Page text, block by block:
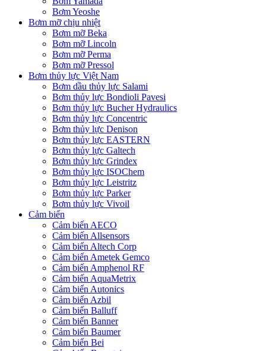
Bơm Yeoshe
Bơm mỡ chịu nhiệt
Bơm mỡ Beka
Bơm mỡ Lincoln
Bơm mỡ Perma
Bơm mỡ Pressol
Bơm thủy lực Việt Nam
Bơm dầu thủy lực Salami
Bơm thủy lực Bondioli Pavesi
Bơm thủy lực Bucher Hydraulics
Bơm thủy lực Concentric
Bơm thủy lực Denison
Bơm thủy lực EASTERN
Bơm thủy lực Galtech
Bơm thủy lực Grindex
Bơm thủy lực ISOChem
Bơm thủy lực Leistritz
Bơm thủy lực Parker
Bơm thủy lực Vivoil
Cảm biến
Cảm biến AECO
Cảm biến Allsensors
Cảm biến Altech Corp
Cảm biến Ametek Gemco
Cảm biến Amphenol RF
Cảm biến AquaMetrix
Cảm biến Autonics
Cảm biến Azbil
Cảm biến Balluff
Cảm biến Banner
Cảm biến Baumer
Cảm biến Bei